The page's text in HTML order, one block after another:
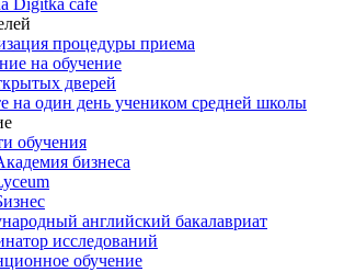
Digitka café
процедуры приема
на обучение
дверей
на один день учеником средней школы
обучения
бизнеса
английский бакалавриат
исследований
обучение